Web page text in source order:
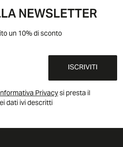
NEWSLETTER
un 10% di sconto
ISCRIVITI
Privacysi presta il
dati ivi descritti